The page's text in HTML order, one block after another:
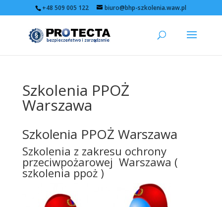
+48 509 005 122 biuro@bhp-szkolenia.waw.pl
Szkolenia PPOŻ
Warszawa
Szkolenia PPOŻ Warszawa
Szkolenia z zakresu ochrony
przeciwpożarowej Warszawa (
szkolenia ppoż )